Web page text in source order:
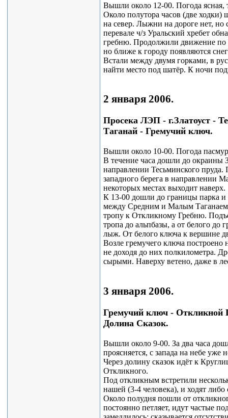
Вышли около 12-00. Погода ясная,
Около полутора часов (две ходки)
на север. Лыжни на дороге нет, но
перевале ч/з Уральский хребет
гребню. Продолжили движение по
но ближе к городу появляются
Встали между двумя горками, в
найти место под шатёр. К ночи
2 января 2006.
Просека ЛЭП - г.Златоуст -
Таганай - Гремучий ключ.
Вышли около 10-00. Погода
В течение часа дошли до окраины
направлении Тесьминского
западного берега в направлении
некоторых местах выходит наверх.
К 13-00 дошли до границы парка
между Средним и Малым
тропу к Откликному Гребню.
тропа до альпбазы, а от белого до
лыж. От белого ключа к вершине
Возле гремучего ключа построено
не доходя до них полкилометра.
сырыми. Наверху ветено, даже в
3 января 2006.
Гремучий ключ - Откликной
Долина Сказок.
Вышли около 9-00. За два часа
проясняется, с запада на небе
Через долину сказок идёт к
Откликного.
Под откликным встретили
нашей (3-4 человека), и ходят
Около полудня пошли от
постоянно петляет, идут частые